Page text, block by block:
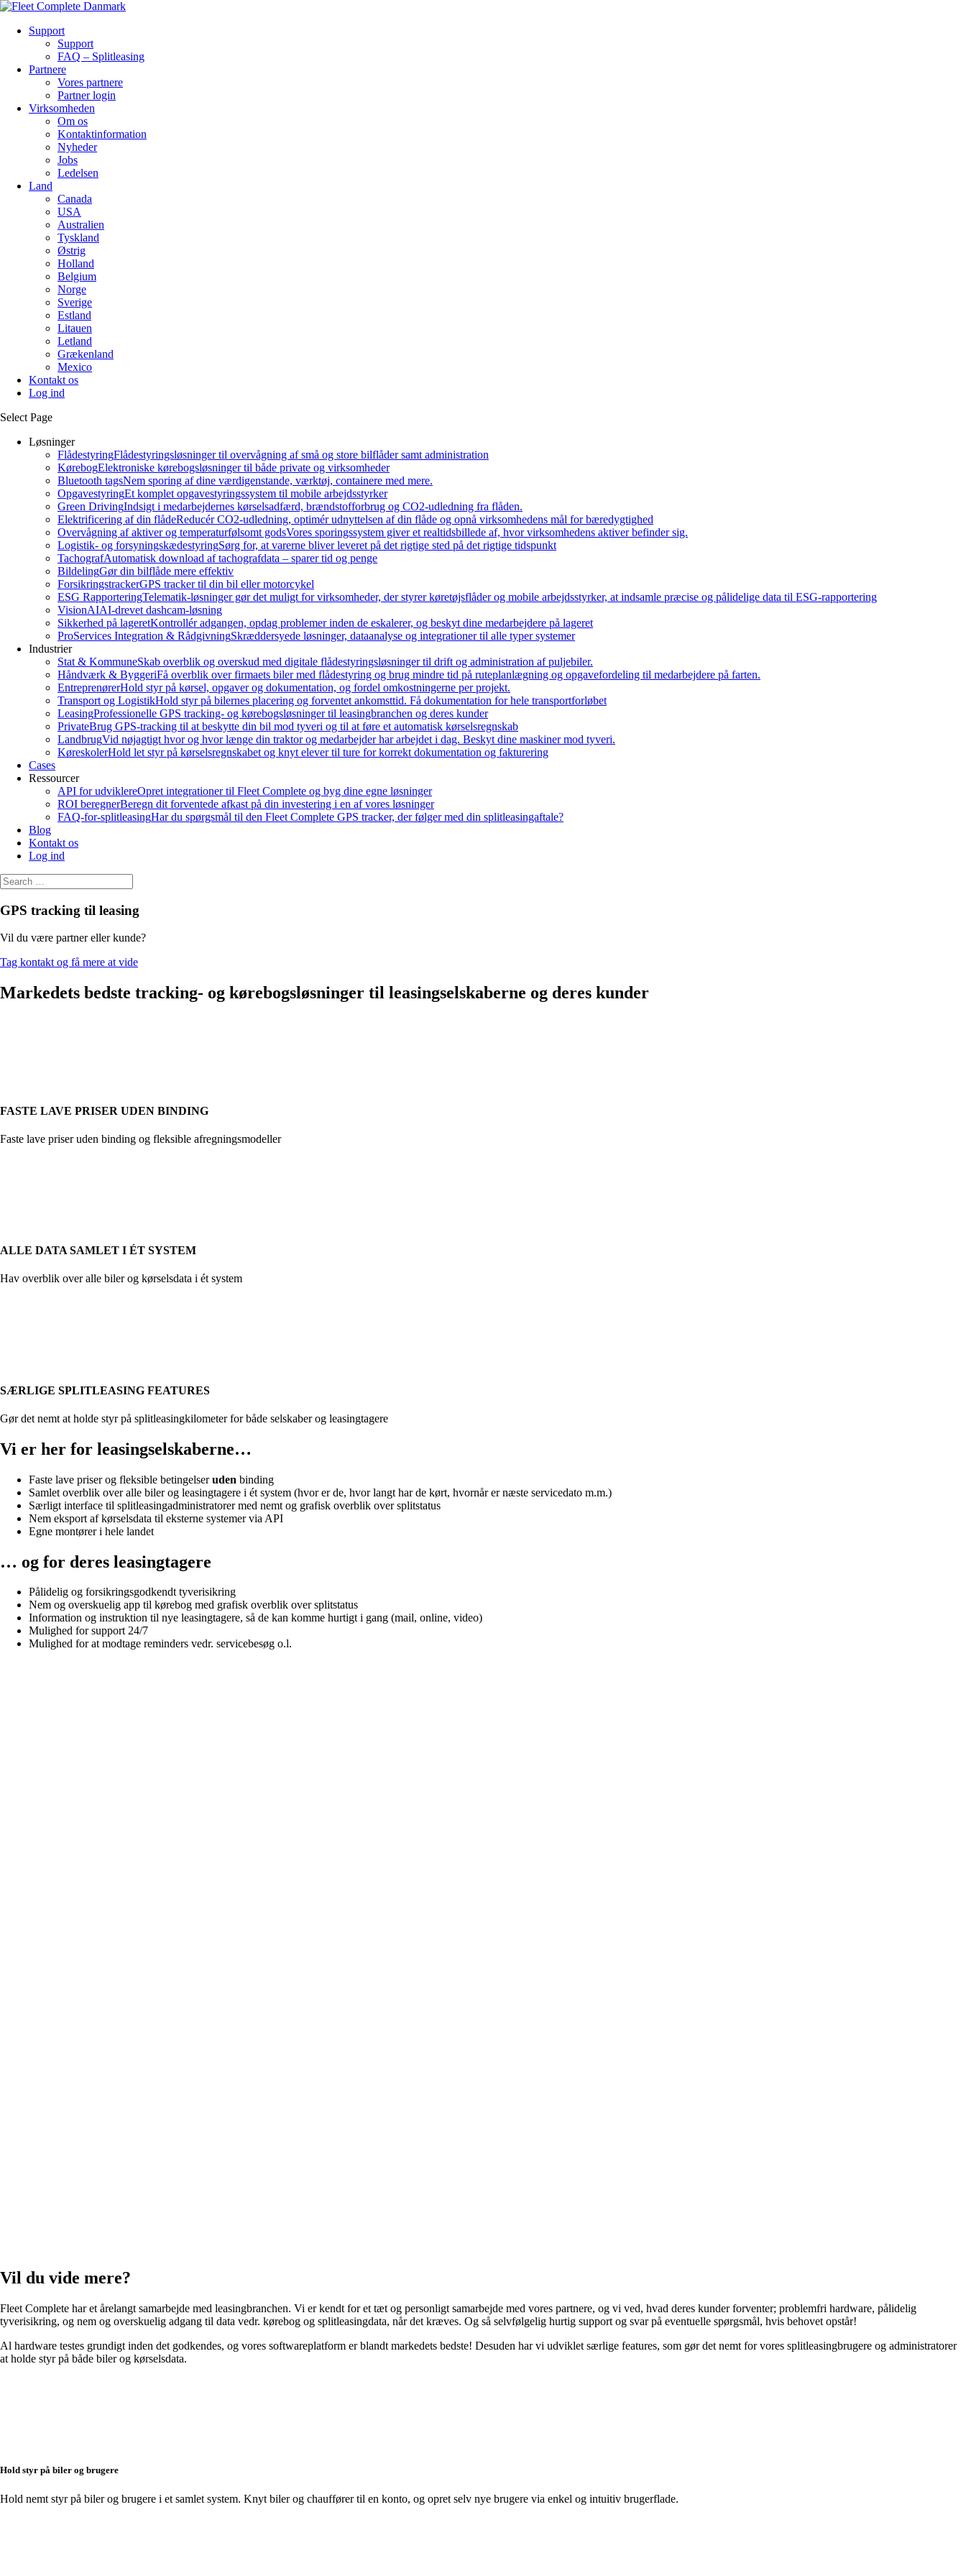
Support
Support
FAQ – Splitleasing
Partnere
Vores partnere
Partner login
Virksomheden
Om os
Kontaktinformation
Nyheder
Jobs
Ledelsen
Land
Canada
USA
Australien
Tyskland
Østrig
Holland
Belgium
Norge
Sverige
Estland
Litauen
Letland
Grækenland
Mexico
Kontakt os
Log ind
Select Page
Løsninger
FlådestyringFlådestyringsløsninger til overvågning af små og store bilflåder samt administration
KørebogElektroniske kørebogsløsninger til både private og virksomheder
Bluetooth tagsNem sporing af dine værdigenstande, værktøj, containere med mere.
OpgavestyringEt komplet opgavestyringssystem til mobile arbejdsstyrker
Green DrivingIndsigt i medarbejdernes kørselsadfærd, brændstofforbrug og CO2-udledning fra flåden.
Elektrificering af din flådeReducér CO2-udledning, optimér udnyttelsen af din flåde og opnå virksomhedens mål for bæredygtighed
Overvågning af aktiver og temperaturfølsomt godsVores sporingssystem giver et realtidsbillede af, hvor virksomhedens aktiver befinder sig.
Logistik- og forsyningskædestyringSørg for, at varerne bliver leveret på det rigtige sted på det rigtige tidspunkt
TachografAutomatisk download af tachografdata – sparer tid og penge
BildelingGør din bilflåde mere effektiv
ForsikringstrackerGPS tracker til din bil eller motorcykel
ESG RapporteringTelematik-løsninger gør det muligt for virksomheder, der styrer køretøjsflåder og mobile arbejdsstyrker, at indsamle præcise og pålidelige data til ESG-rapportering
VisionAIAI-drevet dashcam-løsning
Sikkerhed på lageretKontrollér adgangen, opdag problemer inden de eskalerer, og beskyt dine medarbejdere på lageret
ProServices Integration & RådgivningSkræddersyede løsninger, dataanalyse og integrationer til alle typer systemer
Industrier
Stat & KommuneSkab overblik og overskud med digitale flådestyringsløsninger til drift og administration af puljebiler.
Håndværk & ByggeriFå overblik over firmaets biler med flådestyring og brug mindre tid på ruteplanlægning og opgavefordeling til medarbejdere på farten.
EntreprenørerHold styr på kørsel, opgaver og dokumentation, og fordel omkostningerne per projekt.
Transport og LogistikHold styr på bilernes placering og forventet ankomsttid. Få dokumentation for hele transportforløbet
LeasingProfessionelle GPS tracking- og kørebogsløsninger til leasingbranchen og deres kunder
PrivateBrug GPS-tracking til at beskytte din bil mod tyveri og til at føre et automatisk kørselsregnskab
LandbrugVid nøjagtigt hvor og hvor længe din traktor og medarbejder har arbejdet i dag. Beskyt dine maskiner mod tyveri.
KøreskolerHold let styr på kørselsregnskabet og knyt elever til ture for korrekt dokumentation og fakturering
Cases
Ressourcer
API for udviklereOpret integrationer til Fleet Complete og byg dine egne løsninger
ROI beregnerBeregn dit forventede afkast på din investering i en af vores løsninger
FAQ-for-splitleasingHar du spørgsmål til den Fleet Complete GPS tracker, der følger med din splitleasingaftale?
Blog
Kontakt os
Log ind
GPS tracking til leasing
Vil du være partner eller kunde?
Tag kontakt og få mere at vide
Markedets bedste tracking- og kørebogsløsninger til leasingselskaberne og deres kunder
FASTE LAVE PRISER UDEN BINDING
Faste lave priser uden binding og fleksible afregningsmodeller
ALLE DATA SAMLET I ÉT SYSTEM
Hav overblik over alle biler og kørselsdata i ét system
SÆRLIGE SPLITLEASING FEATURES
Gør det nemt at holde styr på splitleasingkilometer for både selskaber og leasingtagere
Vi er her for leasingselskaberne…
Faste lave priser og fleksible betingelseruden binding
Samlet overblik over alle biler og leasingtagere i ét system (hvor er de, hvor langt har de kørt, hvornår er næste servicedato m.m.)
Særligt interface til splitleasingadministratorer med nemt og grafisk overblik over splitstatus
Nem eksport af kørselsdata til eksterne systemer via API
Egne montører i hele landet
… og for deres leasingtagere
Pålidelig og forsikringsgodkendt tyverisikring
Nem og overskuelig app til kørebog med grafisk overblik over splitstatus
Information og instruktion til nye leasingtagere, så de kan komme hurtigt i gang (mail, online, video)
Mulighed for support 24/7
Mulighed for at modtage reminders vedr. servicebesøg o.l.
Vil du vide mere?
Fleet Complete har et årelangt samarbejde med leasingbranchen. Vi er kendt for et tæt og personligt samarbejde med vores partnere, og vi ved, hvad deres kunder forventer; problemfri hardware, pålidelig
tyverisikring, og nem og overskuelig adgang til data vedr. kørebog og splitleasingdata, når det kræves. Og så selvfølgelig hurtig support og svar på eventuelle spørgsmål, hvis behovet opstår!
Al hardware testes grundigt inden det godkendes, og vores softwareplatform er blandt markedets bedste! Desuden har vi udviklet særlige features, som gør det nemt for vores splitleasingbrugere og administratorer
at holde styr på både biler og kørselsdata.
Hold styr på biler og brugere
Hold nemt styr på biler og brugere i et samlet system. Knyt biler og chauffører til en konto, og opret selv nye brugere via enkel og intuitiv brugerflade.